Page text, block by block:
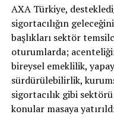
Mercedes-BenzA-
280.000 TL,12 ay, %
Mercedes-Benz CLA
vadeli,%1,49 faizli
AXA Türkiye,
sigortacılığın
başlıkları sektör
oturumlarda;
bireysel emeklilik,
sürdürülebilirlik,
sigortacılık gibi
konular masaya